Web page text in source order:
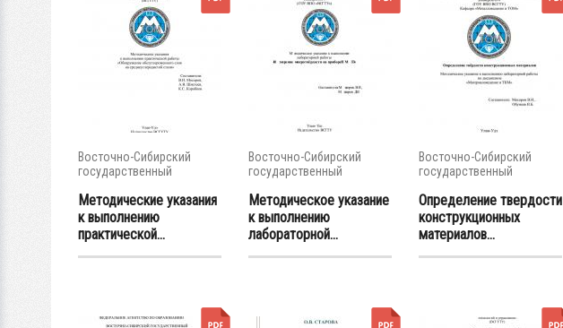
Восточно-Сибирский
государственный
Методические указания
к выполнению
практической...
Восточно-Сибирский
государственный
Методическое указание
к выполнению
лабораторной...
Восточно-Сибирский
государственный
Определение твердости
конструкционных
материалов...